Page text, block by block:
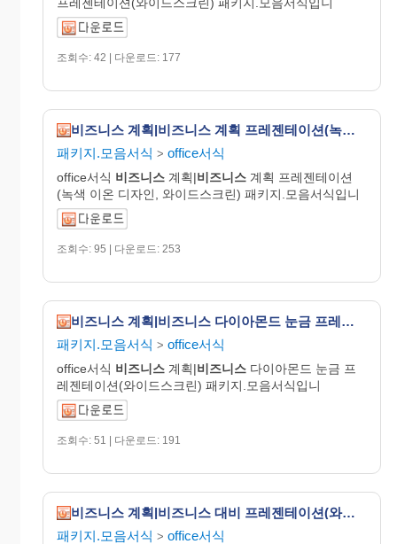
조회수: 42 | 다운로드: 177
비즈니스 계획|비즈니스 계획 프레젠테이션(녹색 이온 디자인, 와이드스크린)
패키지.모음서식 > office서식
office서식 비즈니스 계획|비즈니스 계획 프레젠테이션
(녹색 이온 디자인, 와이드스크린) 패키지.모음서식입니
조회수: 95 | 다운로드: 253
비즈니스 계획|비즈니스 다이아몬드 눈금 프레젠테이션(와이드스크린)
패키지.모음서식 > office서식
office서식 비즈니스 계획|비즈니스 다이아몬드 눈금 프
레젠테이션(와이드스크린) 패키지.모음서식입니
조회수: 51 | 다운로드: 191
비즈니스 계획|비즈니스 대비 프레젠테이션(와이드스크린)
패키지.모음서식 > office서식